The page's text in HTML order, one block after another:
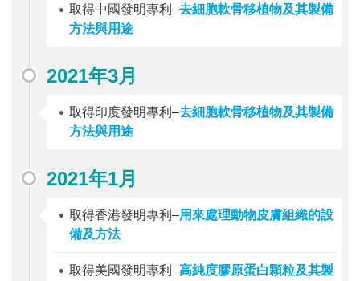
取得中國發明專利–去細胞軟骨移植物及其製備
方法與用途
2021年3月
取得印度發明專利–去細胞軟骨移植物及其製備
方法與用途
2021年1月
取得香港發明專利–用來處理動物皮膚組織的設
備及方法
取得美國發明專利–高純度膠原蛋白顆粒及其製